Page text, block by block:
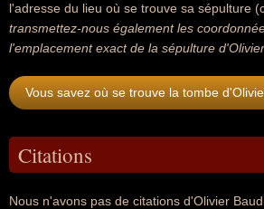
l'adresse du lieu où se trouve sa sépulture
transmettez-nous également les
l'emplacement exact de la sépulture
Vous savez où se trouve la tombe
Citations
Nous n'avons pas de citations d'Olivier